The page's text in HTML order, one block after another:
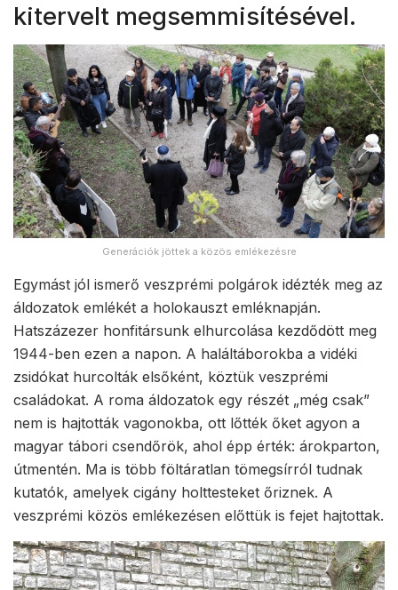
kitervelt megsemmisítésével.
Generációk jöttek a közös emlékezésre
Egymást jól ismerő veszprémi polgárok idézték meg az
áldozatok emlékét a holokauszt emléknapján.
Hatszázezer honfitársunk elhurcolása kezdődött meg
1944-ben ezen a napon. A haláltáborokba a vidéki
zsidókat hurcolták elsőként, köztük veszprémi
családokat. A roma áldozatok egy részét „még csak”
nem is hajtották vagonokba, ott lőtték őket agyon a
magyar tábori csendőrök, ahol épp érték: árokparton,
útmentén. Ma is több föltáratlan tömegsírról tudnak
kutatók, amelyek cigány holttesteket őriznek. A
veszprémi közös emlékezésen előttük is fejet hajtottak.